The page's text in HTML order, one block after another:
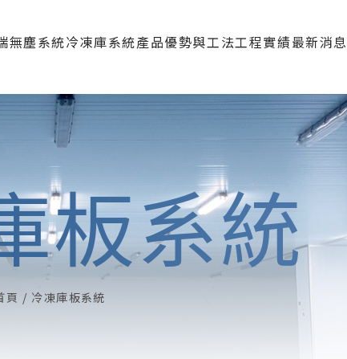
無塵系統
無塵庫板
庫板門
視窗
天花板
R角系統
鋁料與配件
冷凍庫系統
冷凍庫板
產品優勢與工法
認證專利
工程實績
食品廠
醫療生技廠/化妝品廠
精密工業/機械加工廠
無塵室/實驗室/直播室
辦公室/廠房/倉庫
最新消息
最新消息
展覽活動
施工流程
案場介紹
板系統
頁 冷凍庫板系統